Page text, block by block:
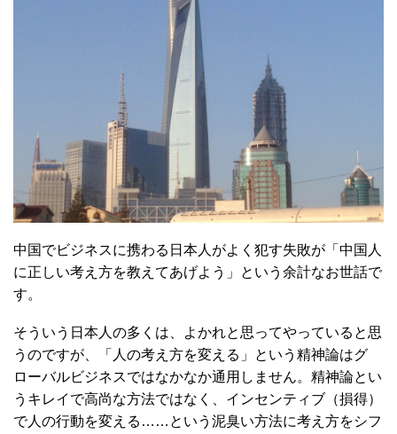
中国でビジネスに携わる日本人がよく犯す失敗が「中国人
に正しい考え方を教えてあげよう」という余計なお世話で
す。
そういう日本人の多くは、よかれと思ってやっていると思
うのですが、「人の考え方を変える」という精神論はグ
ローバルビジネスではなかなか通用しません。精神論とい
うキレイで高尚な方法ではなく、インセンティブ（損得）
で人の行動を変える……という泥臭い方法に考え方をシフ